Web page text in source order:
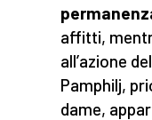
affitti,
all’azione
Pamphilj,
dame,